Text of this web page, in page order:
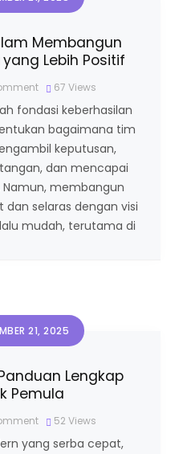
Membangun
Lebih Positif
67 Views
fondasi keberhasilan
bagaimana tim
keputusan,
dan mencapai
membangun
selaras dengan visi
mudah, terutama di
21, 2025
Lengkap
Pemula
52 Views
yang serba cepat,